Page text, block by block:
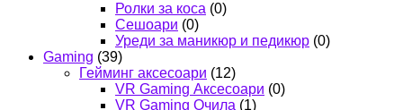
Ролки за коса (0)
Сешоари (0)
Уреди за маникюр и педикюр (0)
Gaming (39)
Гейминг аксесоари (12)
VR Gaming Аксесоари (0)
VR Gaming Очила (1)